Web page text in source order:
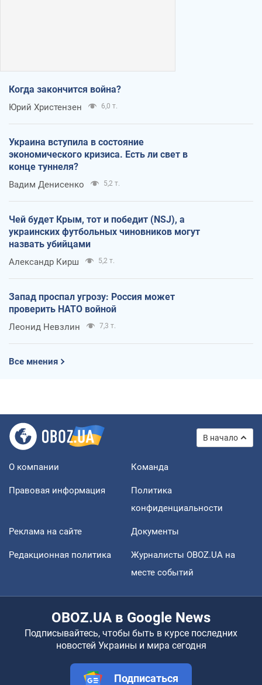
Когда закончится война?
Юрий Христензен 6,0 т.
Украина вступила в состояние
экономического кризиса. Есть ли свет в
конце туннеля?
Вадим Денисенко 5,2 т.
Чей будет Крым, тот и победит (NSJ), а
украинских футбольных чиновников могут
назвать убийцами
Александр Кирш 5,2 т.
Запад проспал угрозу: Россия может
проверить НАТО войной
Леонид Невзлин 7,3 т.
Все мнения
В начало
О компании Команда
Правовая информация
Политика
конфиденциальности
Реклама на сайте Документы
Редакционная политика
Журналисты OBOZ.UA на
месте событий
OBOZ.UA в Google News
Подписывайтесь, чтобы быть в курсе последних
новостей Украины и мира сегодня
Подписаться